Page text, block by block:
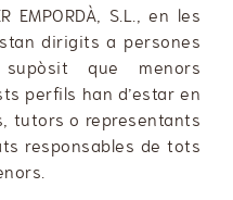
S.L., en les
dirigits a persones
que menors
perfils han d’estar en
tutors o representants
responsables de tots